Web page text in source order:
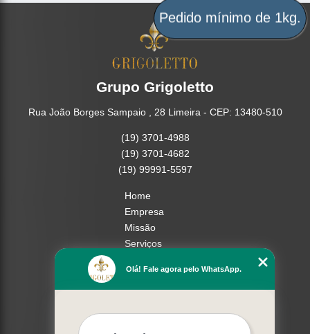
Grupo Grigoletto
Rua João Borges Sampaio , 28 Limeira - CEP: 13480-510
(19) 3701-4988
(19) 3701-4682
(19) 99991-5597
Home
Empresa
Missão
Serviços
Mapa do site
Mais Serviços
Olá! Fale agora pelo WhatsApp.
Pedido mínimo de 1kg.